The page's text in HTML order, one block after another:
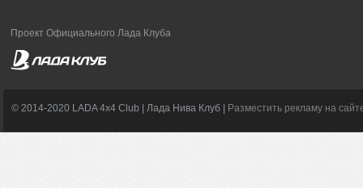
Проект Официального Лада Клуба
© 2014-2020 LADA 4x4 Club | Лада Нива Клуб | Разместить рекламу на